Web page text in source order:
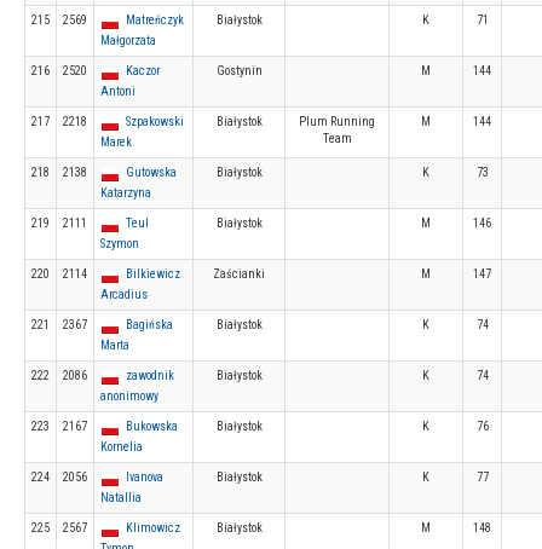
215 2569
Matreńczyk
Małgorzata
Białystok K 71
216 2520
Kaczor
Antoni
Gostynin M 144
217 2218
Szpakowski
Marek
Białystok
Plum Running
Team
M 144
218 2138
Gutowska
Katarzyna
Białystok K 73
219 2111
Teul
Szymon
Białystok M 146
220 2114
Bilkiewicz
Arcadius
Zaścianki M 147
221 2367
Bagińska
Marta
Białystok K 74
222 2086
zawodnik
anonimowy
Białystok K 74
223 2167
Bukowska
Kornelia
Białystok K 76
224 2056
Ivanova
Natallia
Białystok K 77
225 2567
Klimowicz
Białystok M 148